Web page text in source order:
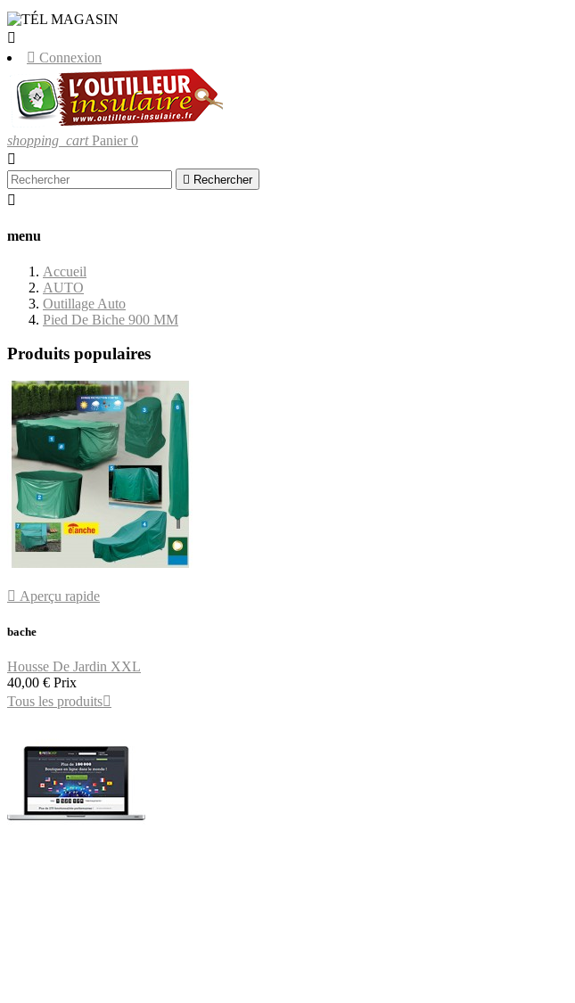

 Connexion
shopping_cart Panier 0

 Rechercher

menu
Accueil
AUTO
Outillage Auto
Pied De Biche 900 MM
Produits populaires
 Aperçu rapide
bache
Housse De Jardin XXL
40,00 € Prix
Tous les produits